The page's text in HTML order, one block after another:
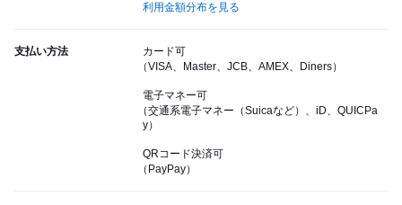
利用金額分布を見る
支払い方法
カード可
（VISA、Master、JCB、AMEX、Diners）
電子マネー可
（交通系電子マネー（Suicaなど）、iD、QUICPa
y）
QRコード決済可
（PayPay）